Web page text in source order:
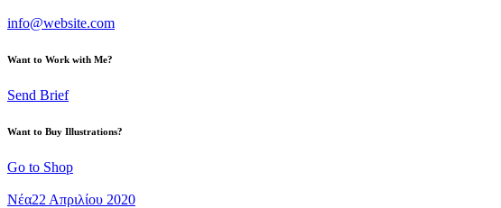
info@website.com
Want to Work with Me?
Send Brief
Want to Buy Illustrations?
Go to Shop
Νέα22 Απριλίου 2020